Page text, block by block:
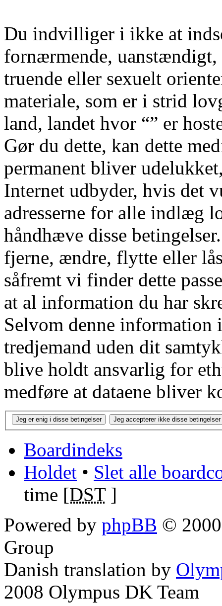
Du indvilliger i ikke at
fornærmende,
truende eller sexuelt
materiale, som er i strid
land, landet hvor “” er
Gør du dette, kan dette
permanent bliver
Internet udbyder, hvis det
adresserne for alle indlæg
håndhæve disse
fjerne, ændre, flytte eller
såfremt vi finder dette
at al information du har
Selvom denne
tredjemand uden dit
blive holdt ansvarlig for
medføre at dataene bliver
Boardindeks
Holdet • Slet alle
time [DST]
Powered by phpBB ©
Group
Danish translation by
2008 Olympus DK Team